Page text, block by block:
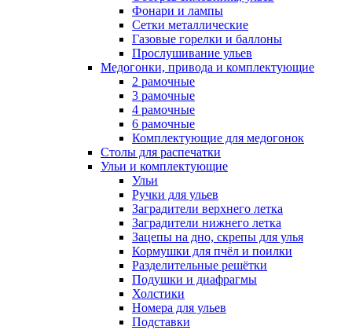
Фонари и лампы
Сетки металлические
Газовые горелки и баллоны
Прослушивание ульев
Медогонки, привода и комплектующие
2 рамочные
3 рамочные
4 рамочные
6 рамочные
Комплектующие для медогонок
Столы для распечатки
Ульи и комплектующие
Ульи
Ручки для ульев
Заградители верхнего летка
Заградители нижнего летка
Зацепы на дно, скрепы для улья
Кормушки для пчёл и поилки
Разделительные решётки
Подушки и диафрагмы
Холстики
Номера для ульев
Подставки